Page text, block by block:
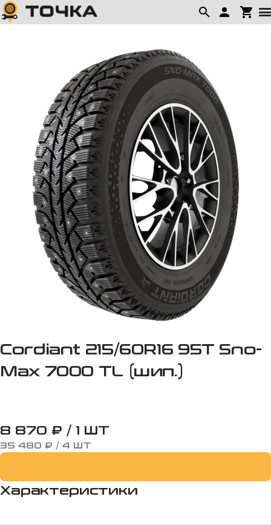
Cordiant 215/60R16 95T Sno-
Max 7000 TL (шип.)
8 870 ₽ / 1 ШТ
35 480 ₽ / 4 ШТ
Характеристики